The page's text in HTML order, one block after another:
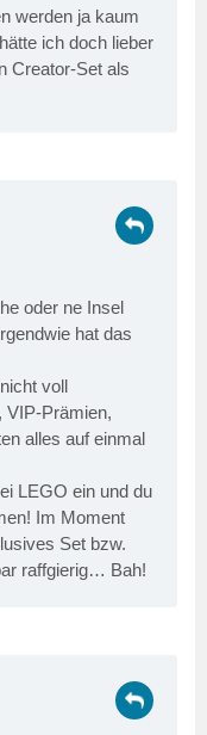
werden ja kaum
ich doch lieber
Creator-Set als
oder ne Insel
hat das
voll
VIP-Prämien,
alles auf einmal
LEGO ein und du
Im Moment
Set bzw.
raffgierig… Bah!